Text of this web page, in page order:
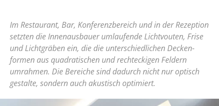
Im Restaurant, Bar, Konferenzbereich und in der Rezeption
setzten die Innenausbauer umlaufende Lichtvouten, Frise
und Lichtgräben ein, die die unterschiedlichen Decken-
formen aus quadratischen und rechteckigen Feldern
umrahmen. Die Bereiche sind dadurch nicht nur optisch
gestalte, sondern auch akustisch optimiert.